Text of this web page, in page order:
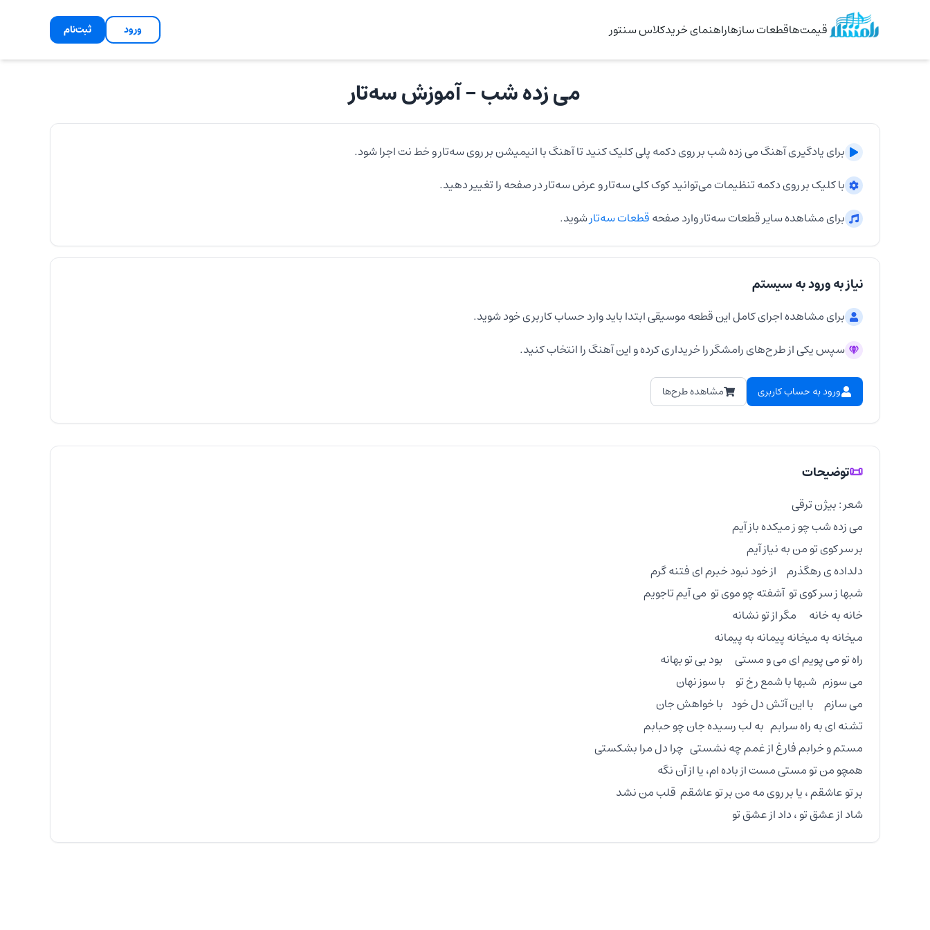
قیمت‌هاقطعات سازهاراهنمای خریدکلاس سنتور ورود ثبت‌نام
می زده شب- آموزشسه‌تار
برای یادگیری آهنگمی زده شببر روی دکمه پلی کلیک کنید تا آهنگ با انیمیشن بر رویسه‌تارو خط نت اجرا شود.
با کلیک بر روی دکمه تنظیمات می‌توانید کوک کلیسه‌تارو عرضسه‌تاردر صفحه را تغییر دهید.
برای مشاهده سایر قطعاتسه‌تاروارد صفحهقطعاتسه‌تارشوید.
نیاز به ورود به سیستم
برای مشاهده اجرای کامل این قطعه موسیقی ابتدا باید وارد حساب کاربری خود شوید.
سپس یکی از طرح‌های رامشگر را خریداری کرده و این آهنگ را انتخاب کنید.
ورود به حساب کاربری مشاهده طرح‌ها
📜توضیحات
شاد از عشق تو ، داد از عشق تو